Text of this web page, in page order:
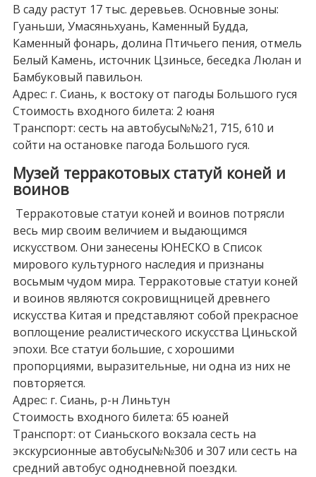
В саду растут 17 тыс. деревьев. Основные зоны:
Гуаньши, Умасяньхуань, Каменный Будда,
Каменный фонарь, долина Птичьего пения, отмель
Белый Камень, источник Цзиньсе, беседка Люлан и
Бамбуковый павильон.
Адрес: г. Сиань, к востоку от пагоды Большого гуся
Стоимость входного билета: 2 юаня
Транспорт: сесть на автобусы№№21, 715, 610 и
сойти на остановке пагода Большого гуся.
Музей терракотовых статуй коней и
воинов
Терракотовые статуи коней и воинов потрясли
весь мир своим величием и выдающимся
искусством. Они занесены ЮНЕСКО в Список
мирового культурного наследия и признаны
восьмым чудом мира. Терракотовые статуи коней
и воинов являются сокровищницей древнего
искусства Китая и представляют собой прекрасное
воплощение реалистического искусства Циньской
эпохи. Все статуи большие, с хорошими
пропорциями, выразительные, ни одна из них не
повторяется.
Адрес: г. Сиань, р-н Линьтун
Стоимость входного билета: 65 юаней
Транспорт: от Сианьского вокзала сесть на
экскурсионные автобусы№№306 и 307 или сесть на
средний автобус однодневной поездки.